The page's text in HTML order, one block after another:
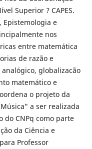
Superior ? CAPES.
Epistemologia e
nos
entre matemática
de razão e
globalizacão
matemático e
o projeto da
a ser realizada
do CNPq como parte
da Ciência e
Professor